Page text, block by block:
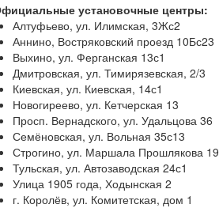
установочные центры:
Алтуфьево, ул. Илимская, 3Жс2
Аннино, Востряковский проезд 10Бс23
Выхино, ул. Ферганская 13с1
Дмитровская, ул. Тимирязевская, 2/3
Киевская, ул. Киевская, 14с1
Новогиреево, ул. Кетчерская 13
Просп. Вернадского, ул. Удальцова 36
Семёновская, ул. Вольная 35с13
Строгино, ул. Маршала Прошлякова 19
Тульская, ул. Автозаводская 24с1
Улица 1905 года, Ходынская 2
г. Королёв, ул. Комитетская, дом 1